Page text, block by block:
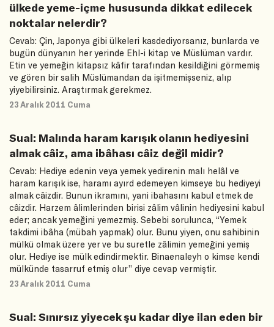
ülkede yeme-içme hususunda dikkat edilecek
noktalar nelerdir?
Cevab: Çin, Japonya gibi ülkeleri kasdediyorsanız, bunlarda ve
bugün dünyanın her yerinde Ehl-i kitap ve Müslüman vardır.
Etin ve yemeğin kitapsız kâfir tarafından kesildiğini görmemiş
ve gören bir salih Müslümandan da işitmemişseniz, alıp
yiyebilirsiniz. Araştırmak gerekmez.
23 Aralık 2011 Cuma
Sual: Malında haram karışık olanın hediyesini
almak câiz, ama ibâhası câiz değil midir?
Cevab: Hediye edenin veya yemek yedirenin malı helâl ve
haram karışık ise, haramı ayırd edemeyen kimseye bu hediyeyi
almak câizdir. Bunun ikramını, yani ibahasını kabul etmek de
câizdir. Harzem âlimlerinden birisi zâlim vâlinin hediyesini kabul
eder; ancak yemeğini yemezmiş. Sebebi sorulunca, “Yemek
takdimi ibâha (mübah yapmak) olur. Bunu yiyen, onu sahibinin
mülkü olmak üzere yer ve bu suretle zâlimin yemeğini yemiş
olur. Hediye ise mülk edindirmektir. Binaenaleyh o kimse kendi
mülkünde tasarruf etmiş olur” diye cevap vermiştir.
23 Aralık 2011 Cuma
Sual: Sınırsız yiyecek şu kadar diye ilan eden bir